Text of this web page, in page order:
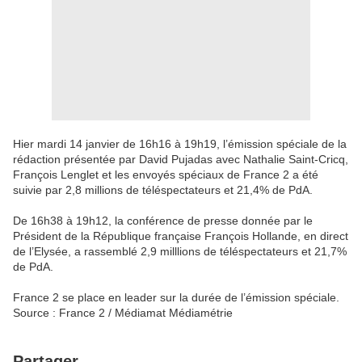
Hier mardi 14 janvier de 16h16 à 19h19, l’émission spéciale de la
rédaction présentée par David Pujadas avec Nathalie Saint-Cricq,
François Lenglet et les envoyés spéciaux de France 2 a été
suivie par 2,8 millions de téléspectateurs et 21,4% de PdA.
De 16h38 à 19h12, la conférence de presse donnée par le
Président de la République française François Hollande, en direct
de l’Elysée, a rassemblé 2,9 milllions de téléspectateurs et 21,7%
de PdA.
France 2 se place en leader sur la durée de l’émission spéciale.
Source : France 2 / Médiamat Médiamétrie